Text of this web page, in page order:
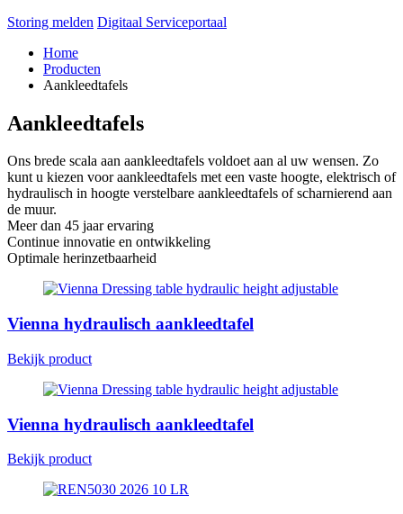
Storing melden Digitaal Serviceportaal
Home
Producten
Aankleedtafels
Aankleedtafels
Ons brede scala aan aankleedtafels voldoet aan al uw wensen. Zo
kunt u kiezen voor aankleedtafels met een vaste hoogte, elektrisch of
hydraulisch in hoogte verstelbare aankleedtafels of scharnierend aan
de muur.
Meer dan 45 jaar ervaring
Continue innovatie en ontwikkeling
Optimale herinzetbaarheid
Vienna hydraulisch aankleedtafel
Bekijk product
Vienna hydraulisch aankleedtafel
Bekijk product